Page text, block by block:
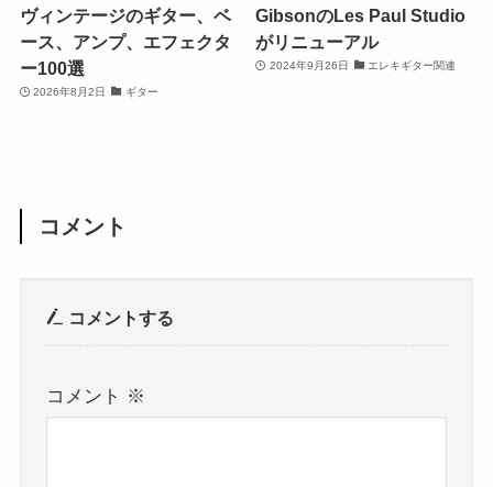
ヴィンテージのギター、ベ
ース、アンプ、エフェクタ
ー100選
2026年8月2日 ギター
GibsonのLes Paul Studio
がリニューアル
2024年9月26日 エレキギター関連
コメント
コメントする
コメント ※